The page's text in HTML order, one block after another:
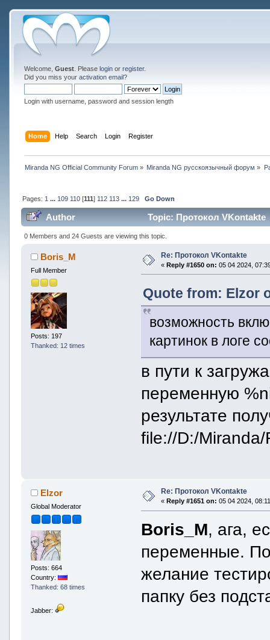
Welcome, Guest. Please loginor register.
Did you miss your activation email?
Login with username, password and session length
Home Help Search Login Register
Miranda NG Official Community Forum» Miranda NG русскоязычный форум »
Pages: 1 ... 109 110[111] 112 113 ... 129 Go Down
Author Topic: Протокол VKontakte
0 Members and 24 Guests are viewing this topic.
Boris_M
Full Member
Posts: 197
Thanked: 12 times
Re: Протокол VKontakte
« Reply #1650 on: 05 04 2024,
Quote from: Elzor
возможность
картинок в логе
в пути к
переменную
результате
file://D:/
Elzor
Global Moderator
Posts: 664
Country:
Thanked: 68 times
Jabber:
Re: Протокол VKontakte
« Reply #1651 on: 05 04 2024,
Boris_M, ага,
переменные.
желание
папку без